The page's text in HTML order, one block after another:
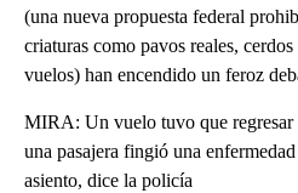
(una nueva propuesta federal
criaturas como pavos reales,
vuelos) han encendido un feroz
MIRA: Un vuelo tuvo que regresar
una pasajera fingió una
asiento, dice la policía